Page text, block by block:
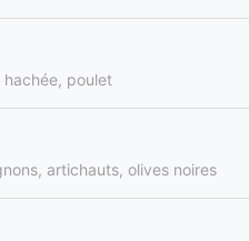
poulet
artichauts, olives noires